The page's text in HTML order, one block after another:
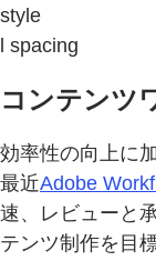
style
l spacing
コンテンツ
効率性の向上に
最近Adobe
速、レビューと
テンツ制作を目